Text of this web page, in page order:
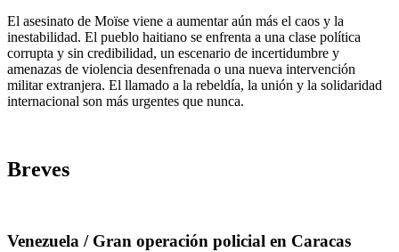
El asesinato de Moïse viene a aumentar aún más el caos y la
inestabilidad. El pueblo haitiano se enfrenta a una clase política
corrupta y sin credibilidad, un escenario de incertidumbre y
amenazas de violencia desenfrenada o una nueva intervención
militar extranjera. El llamado a la rebeldía, la unión y la solidaridad
internacional son más urgentes que nunca.
Breves
Venezuela / Gran operación policial en Caracas